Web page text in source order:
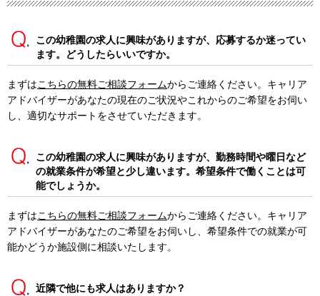
この幼稚園の求人に興味がありますが、応募するか迷ってい
ます。どうしたらいいですか。
まずはこちらの無料ご相談フォームからご連絡ください。キャリア
アドバイザーがあなたの現在のご状況やこれからのご希望をお伺い
し、適切なサポートをさせていただきます。
この幼稚園の求人に興味がありますが、勤務時間や曜日など
の就業条件が希望と少し違います。希望条件で働くことは可
能でしょうか。
まずはこちらの無料ご相談フォームからご連絡ください。キャリア
アドバイザーがあなたのご希望をお伺いし、希望条件での就業が可
能かどうか施設側に相談いたします。
近隣で他にも求人はありますか？